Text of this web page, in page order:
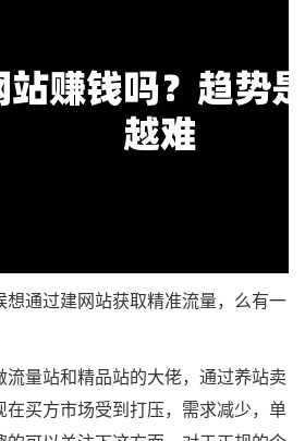
通过建网站获取精准流量，么有一
量站和精品站的大佬，通过养站卖
在买方市场受到打压，需求减少，单